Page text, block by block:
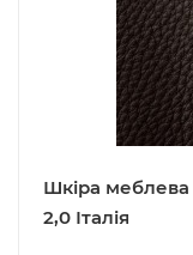
Шкіра меблева
2,0 Італія